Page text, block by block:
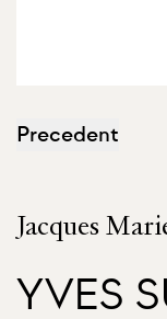
Precedent
Jacques
YVES